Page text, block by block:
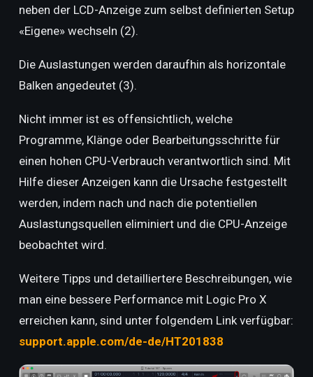
neben der LCD-Anzeige zum selbst definierten Setup
«Eigene» wechseln (2).
Die Auslastungen werden daraufhin als horizontale
Balken angedeutet (3).
Nicht immer ist es offensichtlich, welche
Programme, Klänge oder Bearbeitungsschritte für
einen hohen CPU-Verbrauch verantwortlich sind. Mit
Hilfe dieser Anzeigen kann die Ursache festgestellt
werden, indem nach und nach die potentiellen
Auslastungsquellen eliminiert und die CPU-Anzeige
beobachtet wird.
Weitere Tipps und detailliertere Beschreibungen, wie
man eine bessere Performance mit Logic Pro X
erreichen kann, sind unter folgendem Link verfügbar:
support.apple.com/de-de/HT201838